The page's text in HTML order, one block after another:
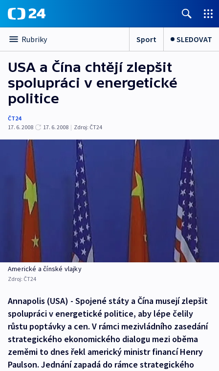
Rubriky Sport SLEDOVAT
USA a Čína chtějí zlepšit
spolupráci v energetické
politice
ČT24
17. 6. 2008
17. 6. 2008 | Zdroj: ČT24
Americké a čínské vlajky
Zdroj: ČT24
Annapolis (USA) - Spojené státy a Čína musejí zlepšit
spolupráci v energetické politice, aby lépe čelily
růstu poptávky a cen. V rámci mezivládního zasedání
strategického ekonomického dialogu mezi oběma
zeměmi to dnes řekl americký ministr financí Henry
Paulson. Jednání zapadá do rámce strategického